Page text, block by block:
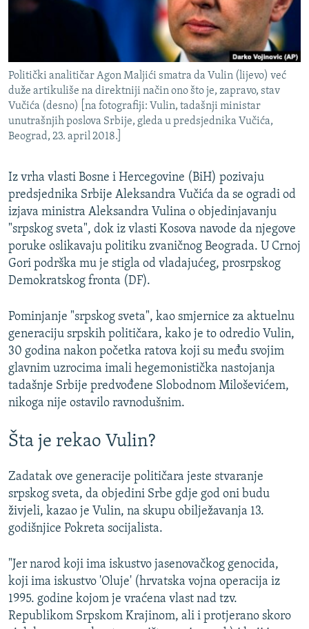
SPECIJALI RSE
GENOCID U SREBRENICI
POPLAVE I KLIZIŠTA U BIH 2024.
TV LIBERTY
POST SCRIPTUM
TRI DECENIJE OD RATA U BIH
SVE KARTE DEJTONA
NASTANAK I RASPAD JUGOSLAVIJE
Sve RFE/RL stranice
Politički analitičar Agon Maljići smatra da Vulin (lijevo) već
duže artikuliše na direktniji način ono što je, zapravo, stav
Vučića (desno) [na fotografiji: Vulin, tadašnji ministar
unutrašnjih poslova Srbije, gleda u predsjednika Vučića,
Beograd, 23. april 2018.]
Iz vrha vlasti Bosne i Hercegovine (BiH) pozivaju
predsjednika Srbije Aleksandra Vučića da se ogradi od
izjava ministra Aleksandra Vulina o objedinjavanju
"srpskog sveta", dok iz vlasti Kosova navode da njegove
poruke oslikavaju politiku zvaničnog Beograda. U Crnoj
Gori podrška mu je stigla od vladajućeg, prosrpskog
Demokratskog fronta (DF).
Pominjanje "srpskog sveta", kao smjernice za aktuelnu
generaciju srpskih političara, kako je to odredio Vulin,
30 godina nakon početka ratova koji su među svojim
glavnim uzrocima imali hegemonistička nastojanja
tadašnje Srbije predvođene Slobodnom Miloševićem,
nikoga nije ostavilo ravnodušnim.
Šta je rekao Vulin?
Zadatak ove generacije političara jeste stvaranje
srpskog sveta, da objedini Srbe gdje god oni budu
živjeli, kazao je Vulin, na skupu obilježavanja 13.
godišnjice Pokreta socijalista.
"Jer narod koji ima iskustvo jasenovačkog genocida,
koji ima iskustvo 'Oluje' (hrvatska vojna operacija iz
1995. godine kojom je vraćena vlast nad tzv.
Republikom Srpskom Krajinom, ali i protjerano skoro